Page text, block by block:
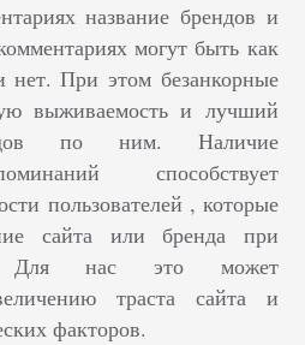
название брендов и
могут быть как
нет. При этом безанкорные
выживаемость и лучший
по ним. Наличие
способствует
пользователей , которые
сайта или бренда при
Для нас это может
траста сайта и
факторов.